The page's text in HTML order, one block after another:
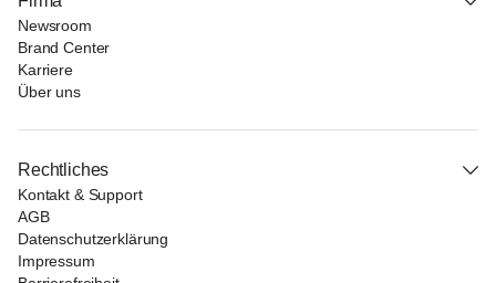
Newsroom
Brand Center
Karriere
Über uns
Rechtliches
Kontakt & Support
AGB
Datenschutzerklärung
Impressum